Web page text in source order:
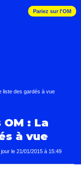
Pariez sur l'OM
liste des gardés à vue
: La
à vue
le 21/01/2015 à 15:49